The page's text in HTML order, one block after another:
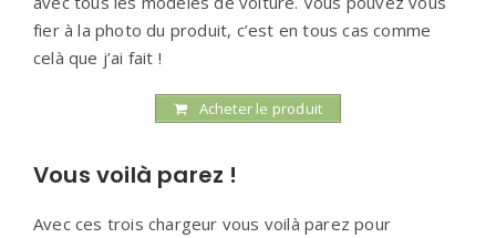
fier à la photo du produit, c’est en tous cas comme
celà que j’ai fait !
Acheter le produit
Vous voilà parez !
Avec ces trois chargeur vous voilà parez pour